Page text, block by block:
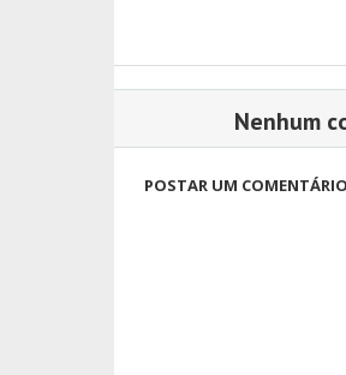
Nenhum
POSTAR UM COMENTÁRIO